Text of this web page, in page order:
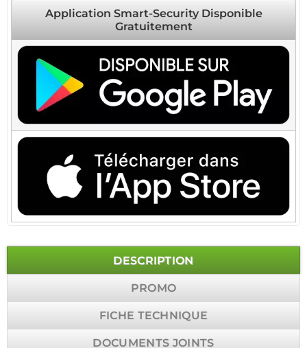
Application Smart-Security Disponible
Gratuitement
DESCRIPTION
PROMO
FICHE TECHNIQUE
DOCUMENTS JOINTS